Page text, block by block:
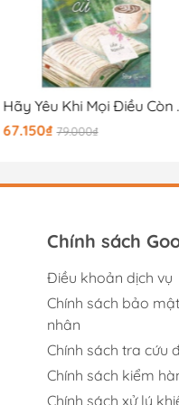
Hãy
67.150₫ 79.000₫
Chính sách
Điều khoản dịch vụ
Chính sách bảo
nhân
Chính sách tra cứu
Chính sách kiểm
Chính sách xử lý